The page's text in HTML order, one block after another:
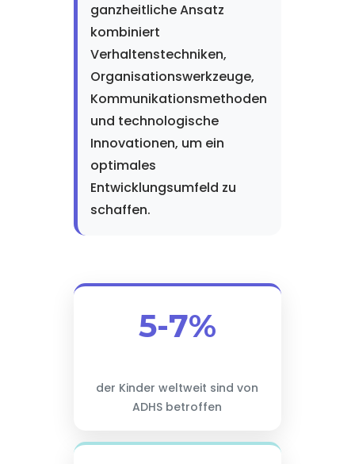
ganzheitliche Ansatz
kombiniert
Verhaltenstechniken,
Organisationswerkzeuge,
Kommunikationsmethoden
und technologische
Innovationen, um ein
optimales
Entwicklungsumfeld zu
schaffen.
5-7%
der Kinder weltweit sind von
ADHS betroffen